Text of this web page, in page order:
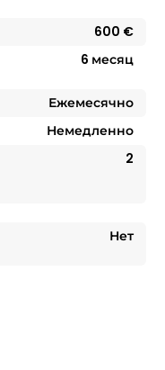
600 €
6 месяц
Ежемесячно
Немедленно
2
Нет